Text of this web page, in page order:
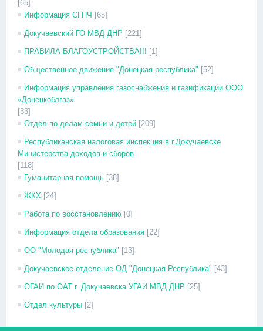
[65]
Информация СГПЧ [65]
Докучаевский ГО МВД ДНР [221]
ПРАВИЛА БЛАГОУСТРОЙСТВА!!! [1]
Общественное движение "Донецкая республика" [52]
Информация управления газоснабжения и газификации ООО
«Донецкоблгаз»
[33]
Отдел по делам семьи и детей [209]
Республиканская налоговая инспекция в г.Докучаевске
Министерства доходов и сборов
[118]
Гуманитарная помощь [38]
ЖКХ [24]
Работа по восстановлению [0]
Информация отдела образования [22]
ОО "Молодая республика" [13]
Докучаевское отделение ОД "Донецкая Республика" [43]
ОГАИ по ОАТ г. Докучаевска УГАИ МВД ДНР [25]
Отдел культуры [2]